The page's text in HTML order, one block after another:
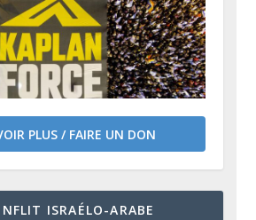
PLUS / FAIRE UN DON
ISRAÉLO-ARABE